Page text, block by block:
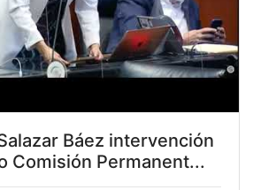
Báez intervención
Comisión Permanent...